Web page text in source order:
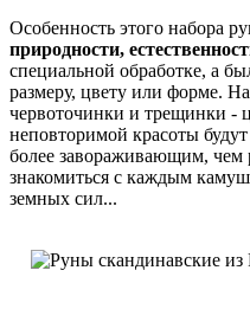
Особенность этого набора
природности,
специальной обработке, а
размеру, цвету или форме.
червоточинки и трещинки -
неповторимой красоты
более завораживающим, чем
знакомиться с каждым
земных сил...